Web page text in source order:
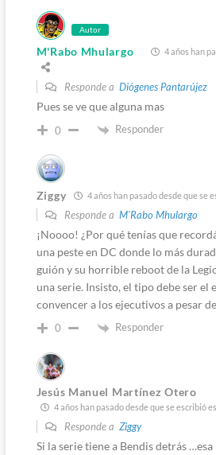
Autor
M'Rabo Mhulargo 4 años han
Responde a Diógenes Pantarújez
Pues se ve que alguna mas
0 Responder
Ziggy 4 años han pasado desde que se
Responde a M'Rabo Mhulargo
¡Noooo! ¿Por qué tenías que
una peste en DC donde lo más
guión y su horrible reboot de la
una serie. Insisto, el tipo debe ser el
convencer a los ejecutivos a pesar
0 Responder
Jesús Manuel Martínez Otero
4 años han pasado desde que se escribió
Responde a Ziggy
Si la serie tiene a Bendis detrás